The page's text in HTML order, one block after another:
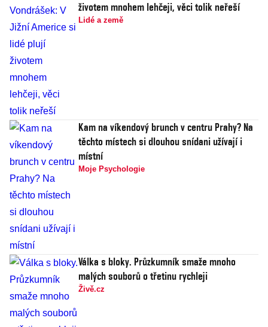
životem mnohem lehčeji, věci tolik neřeší
Lidé a země
Kam na víkendový brunch v centru Prahy? Na
těchto místech si dlouhou snídani užívají i
místní
Moje Psychologie
Válka s bloky. Průzkumník smaže mnoho
malých souborů o třetinu rychleji
Živě.cz